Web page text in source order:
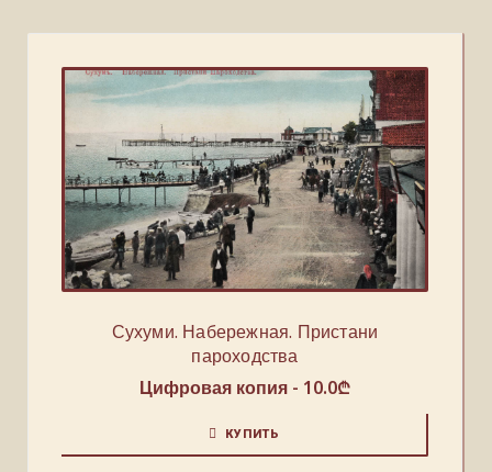
Сухуми. Набережная. Пристани
пароходства
Цифровая копия - 10.0₾
КУПИТЬ